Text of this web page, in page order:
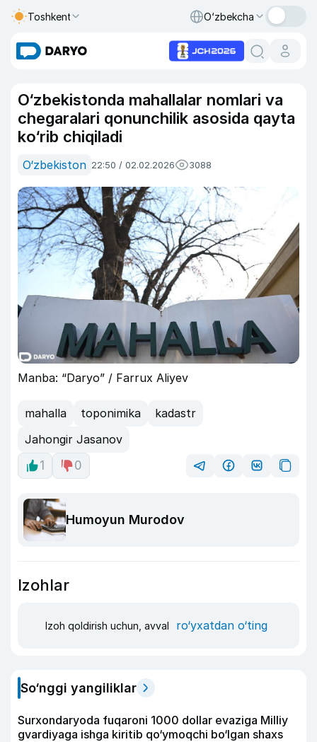
Toshkent O‘zbekcha
O‘zbekistonda mahallalar nomlari va
chegaralari qonunchilik asosida qayta
ko‘rib chiqiladi
O‘zbekiston 22:50 / 02.02.2026 3088
Manba: “Daryo” / Farrux Aliyev
mahalla toponimika
kadastr
Jahongir Jasanov
1
0
Humoyun Murodov
Izohlar
Izoh qoldirish uchun, avval ro‘yxatdan o‘ting
So‘nggi yangiliklar
Surxondaryoda fuqaroni 1000 dollar evaziga Milliy
gvardiyaga ishga kiritib qo‘ymoqchi bo‘lgan shaxs